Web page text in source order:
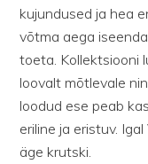
kujundused ja hea
võtma aega
toeta. Kollektsiooni
loovalt mõtlevale
loodud ese peab
eriline ja eristuv.
äge krutski.